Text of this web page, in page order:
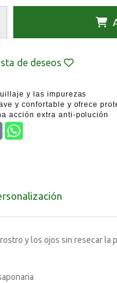
de deseos
y las impurezas
y confortable y ofrece
acción extra anti-polución
y los ojos sin resecar la